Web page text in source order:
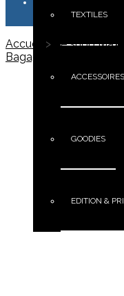
TEXTILES
ACCESSOIRES
GOODIES
EDITION &
Accueil > Le shop
Bagagerie